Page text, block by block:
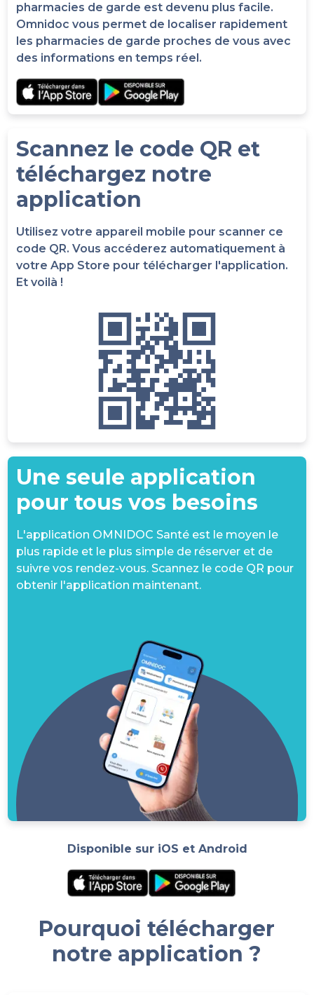
pharmacies de garde est devenu plus facile.
Omnidoc vous permet de localiser rapidement
les pharmacies de garde proches de vous avec
des informations en temps réel.
Scannez le code QR et
téléchargez notre
application
Utilisez votre appareil mobile pour scanner ce
code QR. Vous accéderez automatiquement à
votre App Store pour télécharger l'application.
Et voilà !
Une seule application
pour tous vos besoins
L'application OMNIDOC Santé est le moyen le
plus rapide et le plus simple de réserver et de
suivre vos rendez-vous. Scannez le code QR pour
obtenir l'application maintenant.
Disponible sur iOS et Android
Pourquoi télécharger
notre application ?